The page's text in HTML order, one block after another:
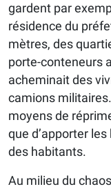
gardent par
résidence du
mètres, des
porte-conteneurs
acheminait des
camions militaires.
moyens de
que d’apporter
des habitants.
Au milieu du